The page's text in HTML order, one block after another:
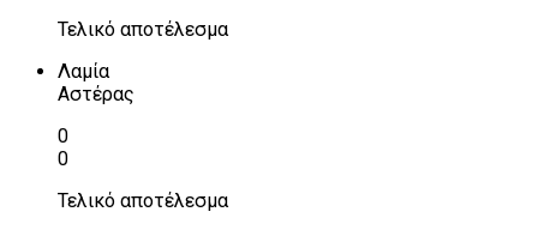
Τελικό αποτέλεσμα
Λαμία
Αστέρας
0
0
Τελικό αποτέλεσμα